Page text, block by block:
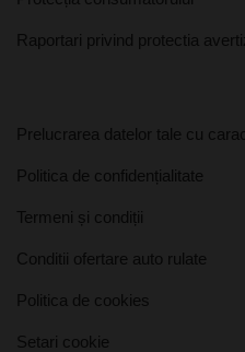
Raportari privind protectia
Prelucrarea datelor tale cu
Politica de confidențialitate
Termeni și condiții
Conditii ofertare auto rulate
Politica de cookies
Setari cookie